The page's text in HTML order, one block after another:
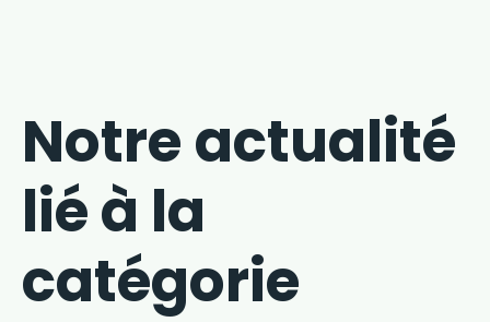
Notre actualité
lié à la
catégorie